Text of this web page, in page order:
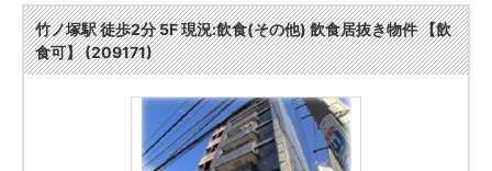
竹ノ塚駅 徒歩2分 5F 現況:飲食(その他) 飲食居抜き物件 【飲
食可】 (209171)